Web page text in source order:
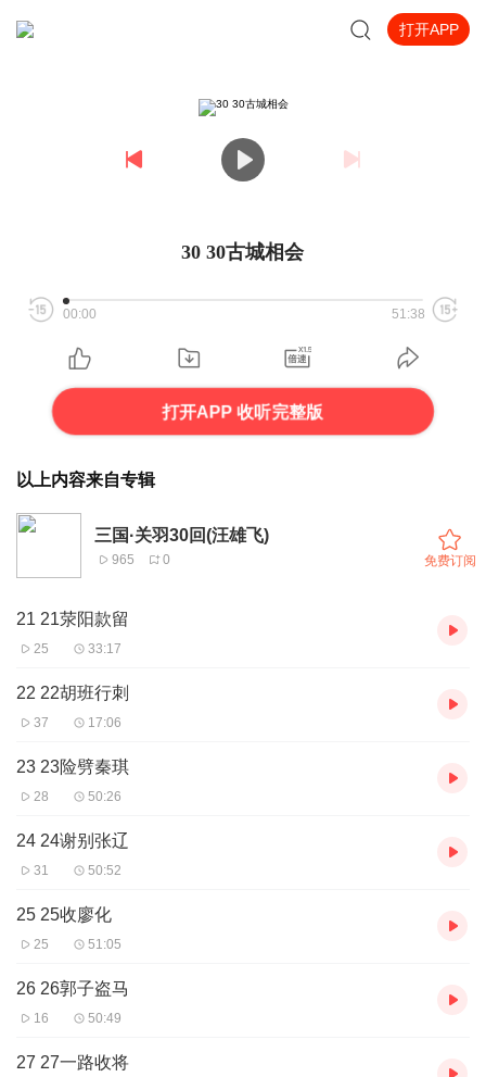
打开APP
30 30古城相会
00:00 51:38
打开APP 收听完整版
以上内容来自专辑
三国·关羽30回(汪雄飞)
965 0 免费订阅
21 21荥阳款留
25 33:17
22 22胡班行刺
37 17:06
23 23险劈秦琪
28 50:26
24 24谢别张辽
31 50:52
25 25收廖化
25 51:05
26 26郭子盗马
16 50:49
27 27一路收将